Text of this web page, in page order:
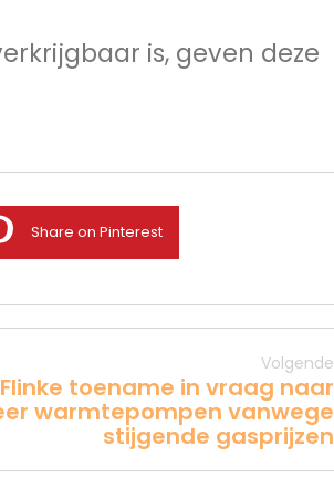
is, geven deze
Share on Pinterest
Volgende
Flinke toename in vraag naar
warmtepompen vanwege
stijgende gasprijzen